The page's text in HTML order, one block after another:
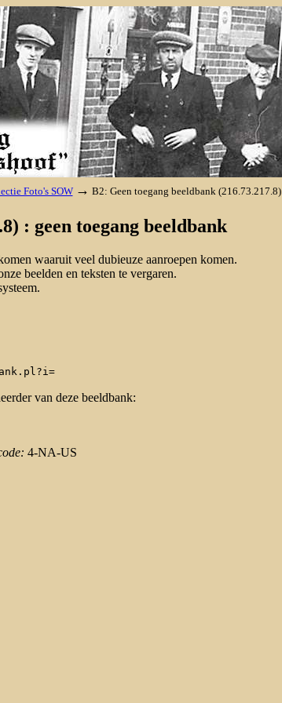
Foto's SOW → B2: Geen toegang beeldbank (216.73.217.8)
: geen toegang beeldbank
waaruit veel dubieuze aanroepen komen.
beelden en teksten te vergaren.
van deze beeldbank:
4-NA-US